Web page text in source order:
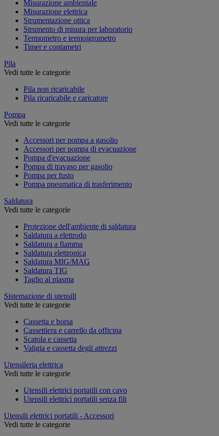
Misurazione ambientale
Misurazione elettrica
Strumentazione ottica
Strumento di misura per laboratorio
Termometro e termoigrometro
Timer e contametri
Pila
Vedi tutte le categorie
Pila non ricaricabile
Pila ricaricabile e caricatore
Pompa
Vedi tutte le categorie
Accessori per pompa a gasolio
Accessori per pompa di evacuazione
Pompa d'evacuazione
Pompa di travaso per gasolio
Pompa per fusto
Pompa pneumatica di trasferimento
Saldatura
Vedi tutte le categorie
Protezione dell'ambiente di saldatura
Saldatura a elettrodo
Saldatura a fiamma
Saldatura elettronica
Saldatura MIG/MAG
Saldatura TIG
Taglio al plasma
Sistemazione di utensili
Vedi tutte le categorie
Cassetta e borsa
Cassettiera e carrello da officina
Scatola e cassetta
Valigia e cassetta degli attrezzi
Utensileria elettrica
Vedi tutte le categorie
Utensili elettrici portatili con cavo
Utensili elettrici portatili senza fili
Utensili elettrici portatili - Accessori
Vedi tutte le categorie